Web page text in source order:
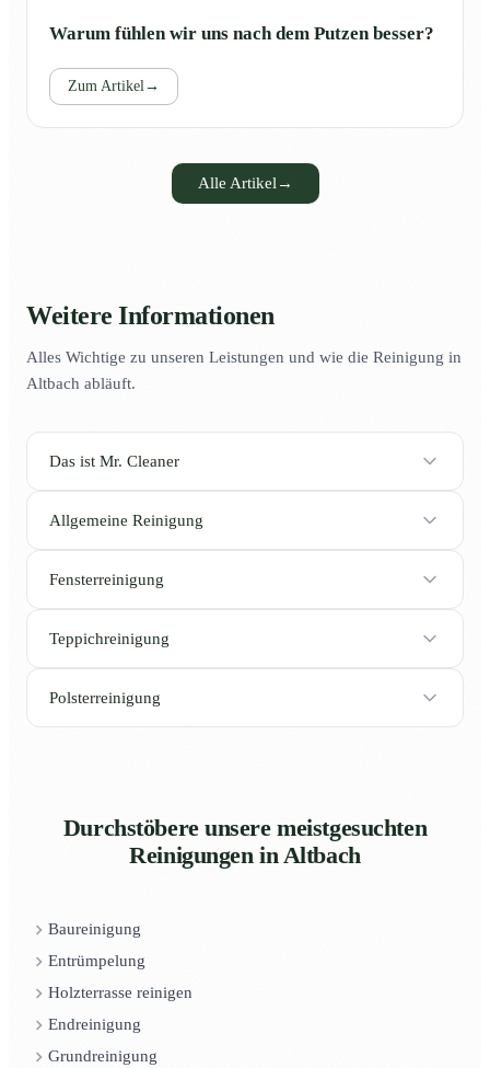
Warum fühlen wir uns nach dem Putzen besser?
Zum Artikel→
Alle Artikel→
Weitere Informationen
Alles Wichtige zu unseren Leistungen und wie die Reinigung in
Altbach abläuft.
Das ist Mr. Cleaner
Allgemeine Reinigung
Fensterreinigung
Teppichreinigung
Polsterreinigung
Durchstöbere unsere meistgesuchten
Reinigungen in Altbach
Baureinigung
Entrümpelung
Holzterrasse reinigen
Endreinigung
Grundreinigung